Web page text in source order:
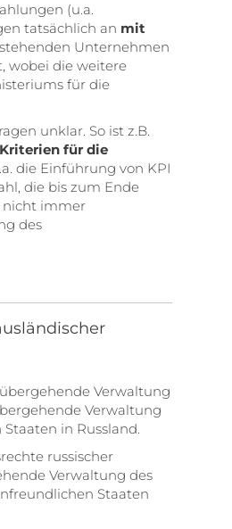
(u.a.
tatsächlich an mit
Unternehmen
wobei die weitere
für die
unklar. So ist z.B.
Kriterien für die
die Einführung von KPI
die bis zum Ende
nicht immer
des
Verwaltung
Verwaltung
in Russland.
russischer
Verwaltung des
Staaten